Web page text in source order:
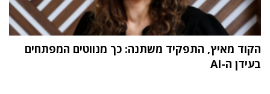
הקוד מאיץ, התפקיד משתנה: כך מנווטים המפתחים
בעידן ה-AI